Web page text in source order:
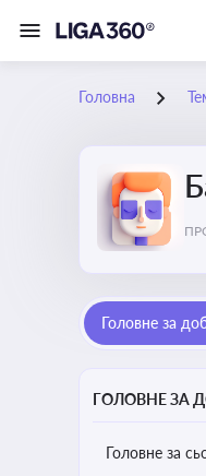
Головна
Головне за
ГОЛОВНЕ ЗА
Головне за